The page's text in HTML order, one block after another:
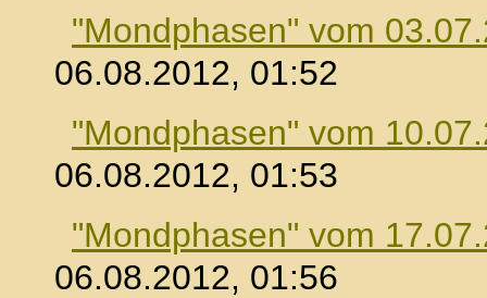
"Mondphasen" vom
06.08.2012, 01:52
"Mondphasen" vom
06.08.2012, 01:53
"Mondphasen" vom
06.08.2012, 01:56